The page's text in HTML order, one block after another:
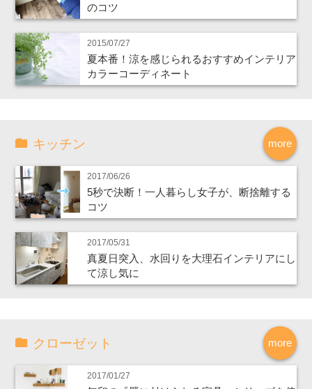
のコツ
2015/07/27
夏本番！涼を感じられるおすすめインテリア
カラーコーディネート
more
キッチン
2017/06/26
5秒で決断！一人暮らし女子が、断捨離する
コツ
2017/05/31
真夏日突入、水回りを大理石インテリアにし
て涼し気に
more
クローゼット
2017/01/27